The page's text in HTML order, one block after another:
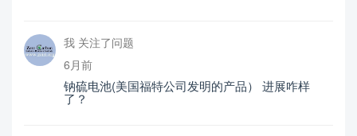
我 关注了问题
6月前
钠硫电池(美国福特公司发明的产品） 进展咋样
了？